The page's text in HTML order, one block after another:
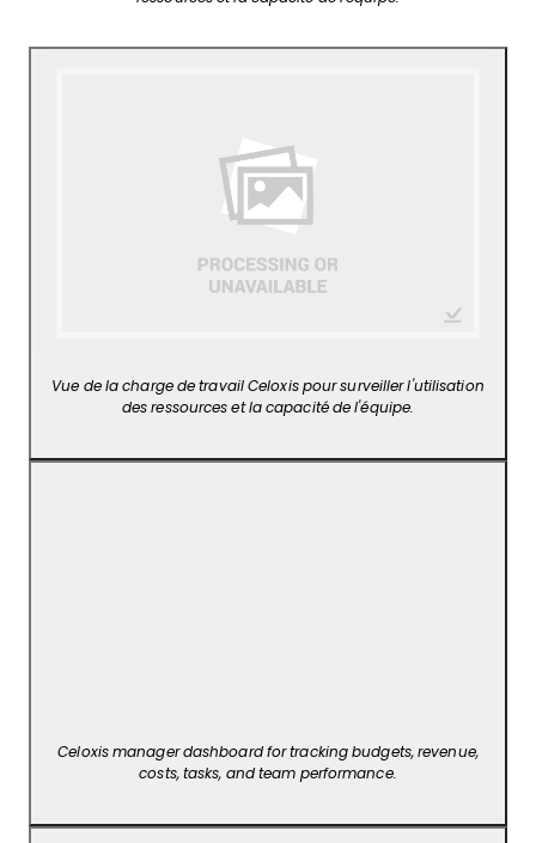
Vue de la charge de travail Celoxis pour surveiller l'utilisation
des ressources et la capacité de l'équipe.
Celoxis manager dashboard for tracking budgets, revenue,
costs, tasks, and team performance.